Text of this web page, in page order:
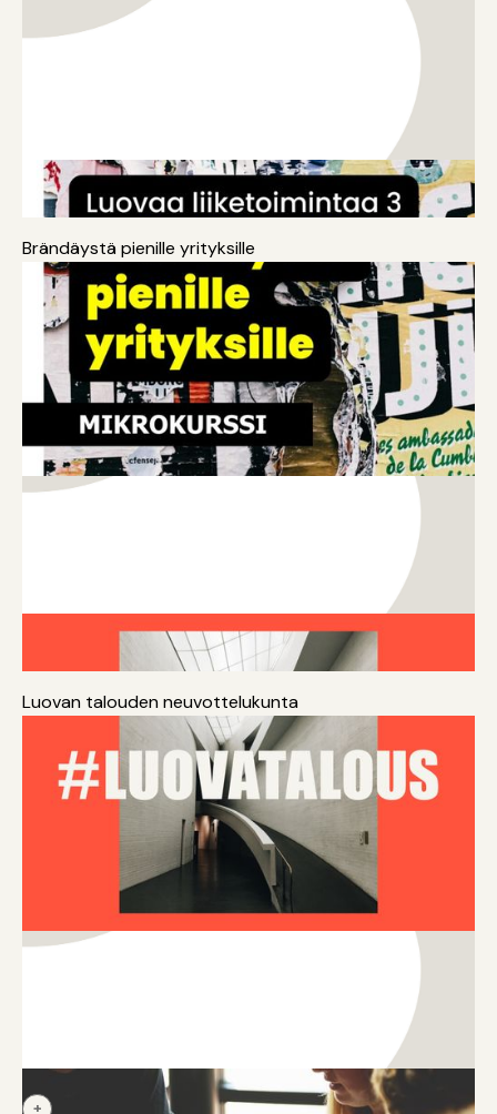
Koulutus Yrittäjyys
Brändäystä pienille yrityksille
Strategia Kansainvälistyminen
Luovan talouden neuvottelukunta
+Rahoitus Kansainvälistyminen
Innovaatiot